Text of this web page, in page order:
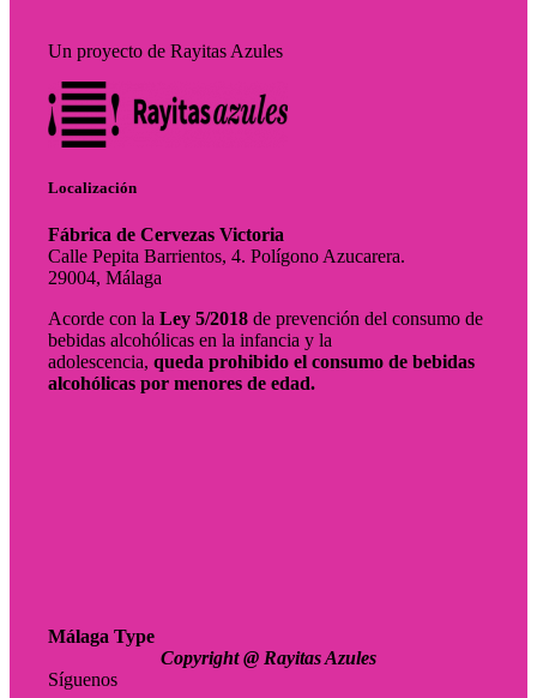
Un proyecto de Rayitas Azules
Localización
Fábrica de Cervezas Victoria
Calle Pepita Barrientos, 4. Polígono Azucarera.
29004, Málaga
Acorde con la Ley 5/2018 de prevención del consumo de
bebidas alcohólicas en la infancia y la
adolescencia, queda prohibido el consumo de bebidas
alcohólicas por menores de edad.
Málaga Type
Copyright @ Rayitas Azules
Síguenos